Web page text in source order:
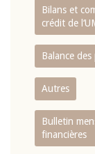
Bilans et
crédit de
Balance
Autres
Bulletin
financières